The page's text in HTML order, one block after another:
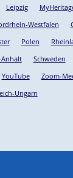
Leipzig
Westfalen
Polen
Anhalt Schweden
YouTube Zoom-
Ungarn